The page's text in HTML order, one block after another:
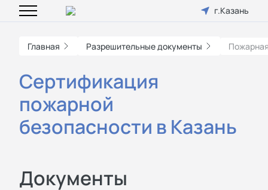
г.Казань
Главная Разрешительные документы
Сертификация
пожарной
безопасности в Казань
Документы